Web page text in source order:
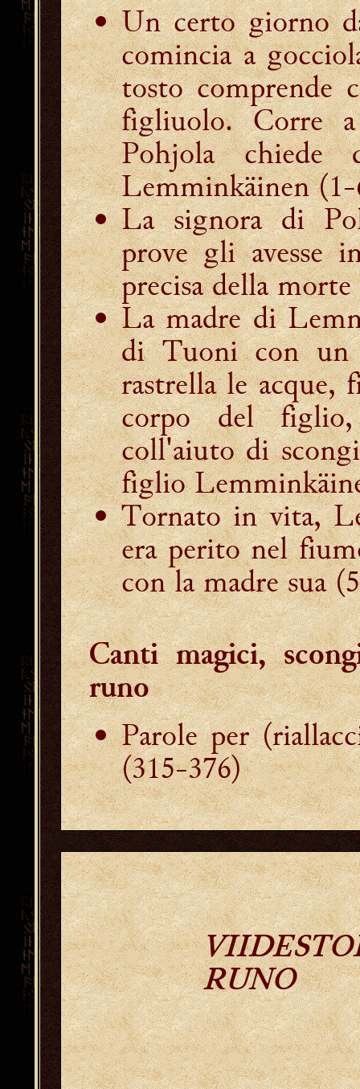
Un certo giorno
comincia a
tosto comprende
figliuolo. Corre
Pohjola
Lemminkäinen(1-
La signora di
prove gli avesse
precisa della
La madre di
di Tuoni con un
rastrella le
corpo del
coll'aiuto di
figlio
Tornato in vita,
era perito nel
con la madre sua
Canti magici,
runo
Parole per
(315-376)
RUNO